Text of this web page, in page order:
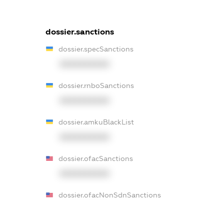
dossier.sanctions
dossier.specSanctions
dossier.rnboSanctions
dossier.amkuBlackList
dossier.ofacSanctions
dossier.ofacNonSdnSanctions